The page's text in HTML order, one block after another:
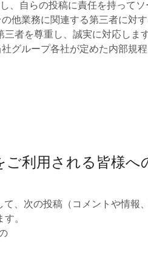
、自らの投稿に責任を持ってソ
他業務に関連する第三者に対
者を尊重し、誠実に対応します
グループ各社が定めた内部規程
利用される皆様へ
、次の投稿（コメントや情
。